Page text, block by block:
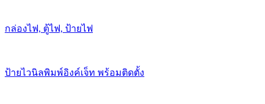
กล่องไฟ, ตู้ไฟ, ป้ายไฟ
ป้ายไวนิลพิมพ์อิงค์เจ็ท พร้อมติดตั้ง